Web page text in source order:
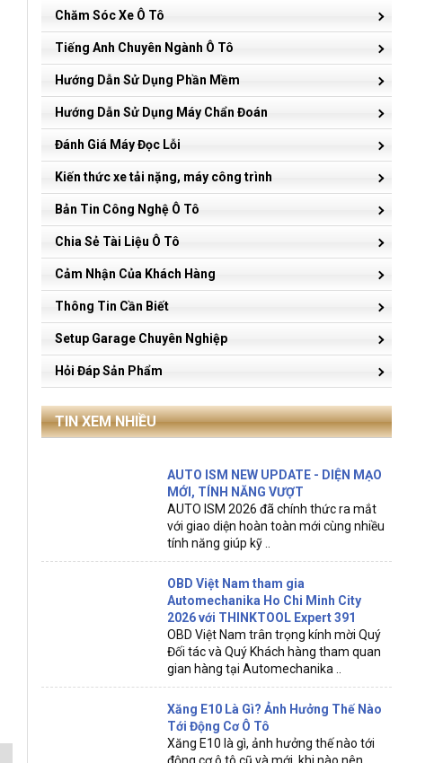
Chăm Sóc Xe Ô Tô
Tiếng Anh Chuyên Ngành Ô Tô
Hướng Dẫn Sử Dụng Phần Mềm
Hướng Dẫn Sử Dụng Máy Chẩn Đoán
Đánh Giá Máy Đọc Lỗi
Kiến thức xe tải nặng, máy công trình
Bản Tin Công Nghệ Ô Tô
Chia Sẻ Tài Liệu Ô Tô
Cảm Nhận Của Khách Hàng
Thông Tin Cần Biết
Setup Garage Chuyên Nghiệp
Hỏi Đáp Sản Phẩm
TIN XEM NHIỀU
AUTO ISM NEW UPDATE - DIỆN MẠO
MỚI, TÍNH NĂNG VƯỢT
AUTO ISM 2026 đã chính thức ra mắt
với giao diện hoàn toàn mới cùng nhiều
tính năng giúp kỹ ..
OBD Việt Nam tham gia
Automechanika Ho Chi Minh City
2026 với THINKTOOL Expert 391
OBD Việt Nam trân trọng kính mời Quý
Đối tác và Quý Khách hàng tham quan
gian hàng tại Automechanika ..
Xăng E10 Là Gì? Ảnh Hưởng Thế Nào
Tới Động Cơ Ô Tô
Xăng E10 là gì, ảnh hưởng thế nào tới
động cơ ô tô cũ và mới, khi nào nên